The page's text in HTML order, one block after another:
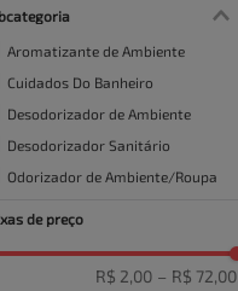
Harpic
Limppano
Aromatizante de Ambiente
Cuidados Do Banheiro
Desodorizador de Ambiente
Desodorizador Sanitário
Odorizador de Ambiente/Roupa
de preço
R$ 2,00 – R$ 72,00